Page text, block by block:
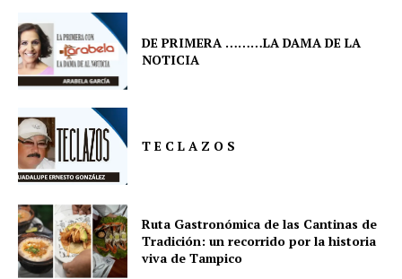
DE PRIMERA ………LA DAMA DE LA
NOTICIA
T E C L A Z O S
Ruta Gastronómica de las Cantinas de
Tradición: un recorrido por la historia
viva de Tampico